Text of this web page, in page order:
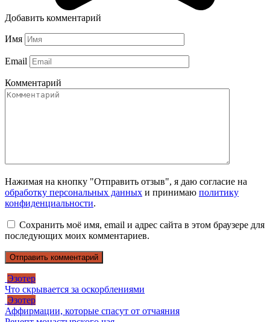
Добавить комментарий
Имя
Email
Комментарий
Нажимая на кнопку "Отправить отзыв", я даю согласие на
обработку персональных данных и принимаю политику
конфиденциальности.
Сохранить моё имя, email и адрес сайта в этом браузере для
последующих моих комментариев.
Эзотер
Что скрывается за оскорблениями
Эзотер
Аффирмации, которые спасут от отчаяния